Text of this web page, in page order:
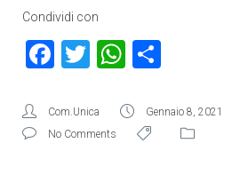
Condividi con
Facebook
TwitterWhatsApp
Com.Unica Gennaio 8, 2021
No Comments